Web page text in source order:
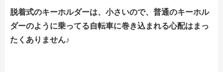
脱着式のキーホルダーは、小さいので、普通のキーホル
ダーのように乗ってる自転車に巻き込まれる心配はまっ
たくありません♪